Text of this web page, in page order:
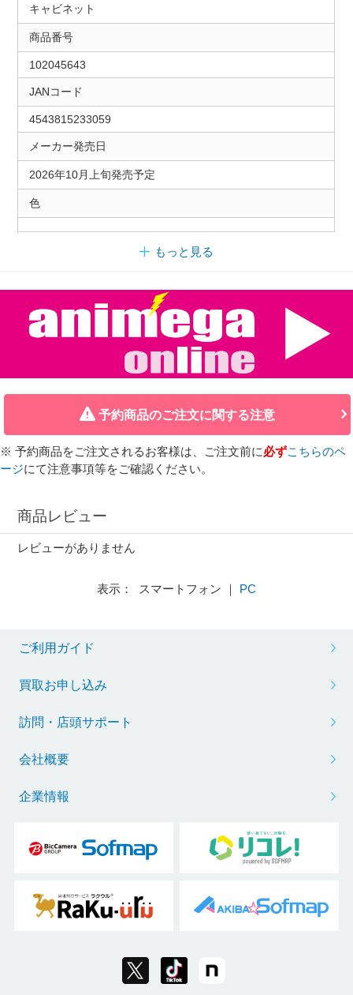
キャビネット
商品番号
102045643
JANコード
4543815233059
メーカー発売日
2026年10月上旬発売予定
色
もっと見る
予約商品のご注文に関する注意
※ 予約商品をご注文されるお客様は、ご注文前に必ずこちらのペ
ージにて注意事項等をご確認ください。
商品レビュー
レビューがありません
表示： スマートフォン ｜ PC
ご利用ガイド
買取お申し込み
訪問・店頭サポート
会社概要
企業情報